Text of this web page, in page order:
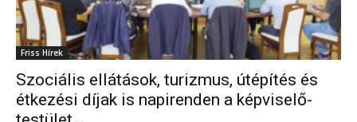
Friss Hírek
Szociális ellátások, turizmus, útépítés és
étkezési díjak is napirenden a képviselő-